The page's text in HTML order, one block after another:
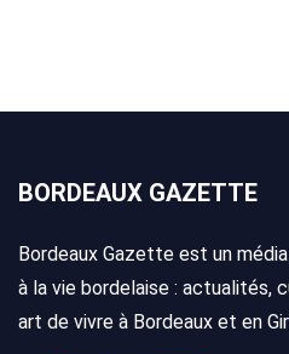
BORDEAUX GAZETTE
Bordeaux Gazette est un
à la vie bordelaise : actualités,
art de vivre à Bordeaux et en